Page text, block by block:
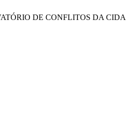
DE CONFLITOS DA